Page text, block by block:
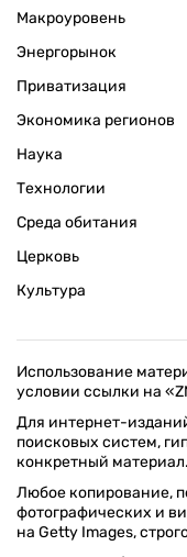
Макроуровень
Энергорынок
Приватизация
Экономика регионов
Наука
Технологии
Среда обитания
Церковь
Культура
Использование
условии ссылки на
Для интернет-
поисковых систем,
конкретный материал.
Любое копирование,
фотографических и
на Getty Images,